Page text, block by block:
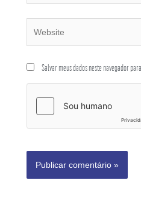
Salvar meus dados neste navegador